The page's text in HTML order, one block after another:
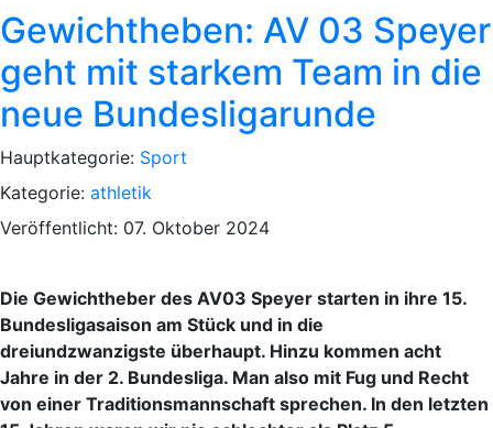
Gewichtheben: AV 03 Speyer
geht mit starkem Team in die
neue Bundesligarunde
Hauptkategorie: Sport
Kategorie: athletik
Veröffentlicht: 07. Oktober 2024
Die Gewichtheber des AV03 Speyer starten in ihre 15.
Bundesligasaison am Stück und in die
dreiundzwanzigste überhaupt. Hinzu kommen acht
Jahre in der 2. Bundesliga. Man also mit Fug und Recht
von einer Traditionsmannschaft sprechen. In den letzten